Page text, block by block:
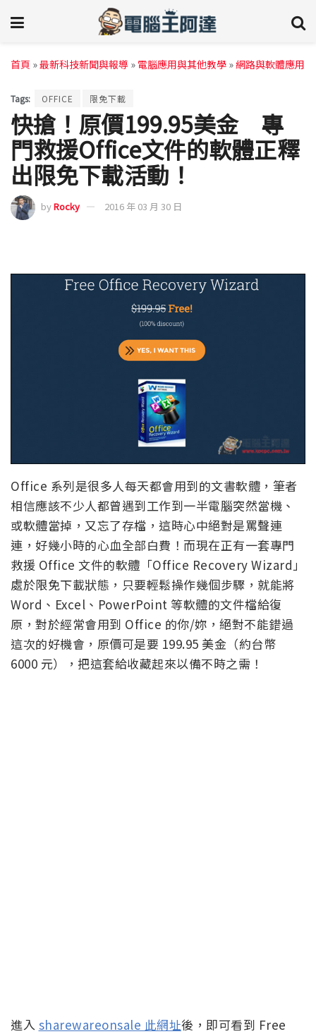
首頁 »最新科技新聞與報導 » 電腦應用與其他教學 »網路與軟體應用
Tags: OFFICE 限免下載
快搶！原價199.95美金 專
門救援Office文件的軟體正釋
出限免下載活動！
byRocky 2016 年 03 月 30 日
Office 系列是很多人每天都會用到的文書軟體，筆者
相信應該不少人都曾遇到工作到一半電腦突然當機、
或軟體當掉，又忘了存檔，這時心中絕對是罵聲連
連，好幾小時的心血全部白費！而現在正有一套專門
救援 Office 文件的軟體「Office Recovery Wizard」
處於限免下載狀態，只要輕鬆操作幾個步驟，就能將
Word、Excel、PowerPoint 等軟體的文件檔給復
原，對於經常會用到 Office 的你/妳，絕對不能錯過
這次的好機會，原價可是要 199.95 美金（約台幣
6000 元），把這套給收藏起來以備不時之需！
進入 sharewareonsale 此網址後，即可看到 Free